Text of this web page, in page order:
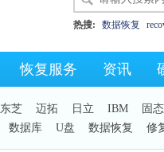
热搜: 数据恢复
KC43 保险 西数电
恢复服务 资讯
东芝 迈拓 日立 IBM
固态
数据库 U盘 数据恢复 修